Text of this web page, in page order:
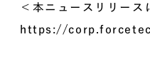
＜本ニュースリリース
https://